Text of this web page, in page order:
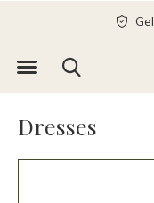
Dresses